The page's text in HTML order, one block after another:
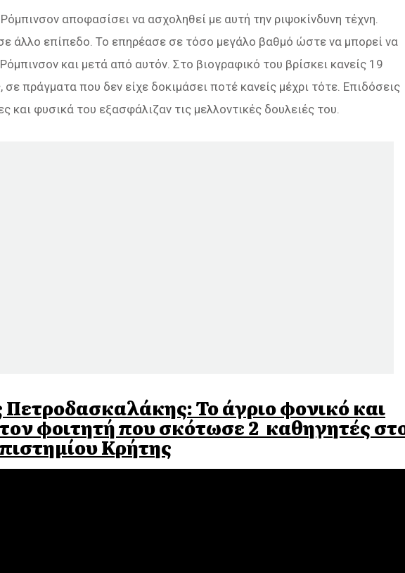
αποφασίσει να ασχοληθεί με αυτή την ριψοκίνδυνη τέχνη.
άλλο επίπεδο. Το επηρέασε σε τόσο μεγάλο βαθμό ώστε να μπορεί να
και μετά από αυτόν. Στο βιογραφικό του βρίσκει κανείς 19
πράγματα που δεν είχε δοκιμάσει ποτέ κανείς μέχρι τότε. Επιδόσεις
και φυσικά του εξασφάλιζαν τις μελλοντικές δουλειές του.
Πετροδασκαλάκης: Το άγριο φονικό και
φοιτητή που σκότωσε 2 καθηγητές
Κρήτης